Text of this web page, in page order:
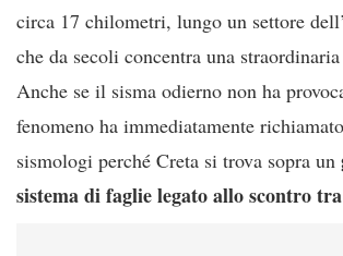
circa 17 chilometri, lungo un settore dell’
che da secoli concentra una
Anche se il sisma odierno non ha
fenomeno ha immediatamente
sismologi perché Creta si trova sopra un
sistema di faglie legato allo scontro